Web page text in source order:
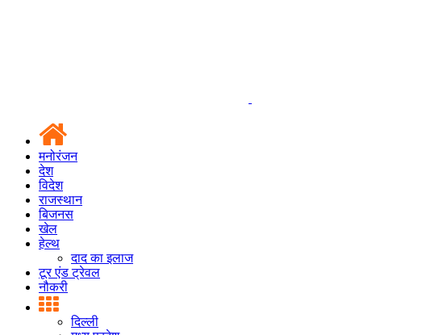
मनोरंजन
देश
विदेश
राजस्थान
बिजनस
खेल
हेल्थ
दाद का इलाज
टूर एंड ट्रेवल
नौकरी
दिल्ली